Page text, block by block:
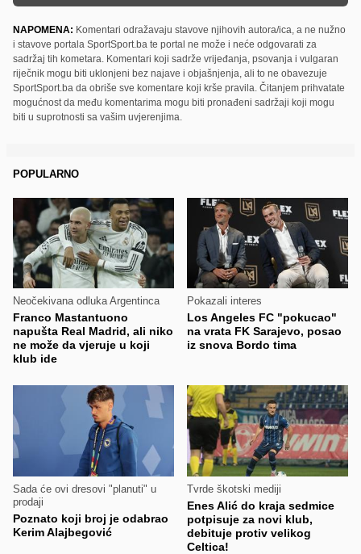
NAPOMENA: Komentari odražavaju stavove njihovih autora/ica, a ne nužno
i stavove portala SportSport.ba te portal ne može i neće odgovarati za
sadržaj tih kometara. Komentari koji sadrže vrijeđanja, psovanja i vulgaran
riječnik mogu biti uklonjeni bez najave i objašnjenja, ali to ne obavezuje
SportSport.ba da obriše sve komentare koji krše pravila. Čitanjem prihvatate
mogućnost da među komentarima mogu biti pronađeni sadržaji koji mogu
biti u suprotnosti sa vašim uvjerenjima.
POPULARNO
Neočekivana odluka Argentinca
Franco Mastantuono
napušta Real Madrid, ali niko
ne može da vjeruje u koji
klub ide
Pokazali interes
Los Angeles FC "pokucao"
na vrata FK Sarajevo, posao
iz snova Bordo tima
Sada će ovi dresovi "planuti" u
prodaji
Poznato koji broj je odabrao
Kerim Alajbegović
Tvrde škotski mediji
Enes Alić do kraja sedmice
potpisuje za novi klub,
debituje protiv velikog
Celtica!